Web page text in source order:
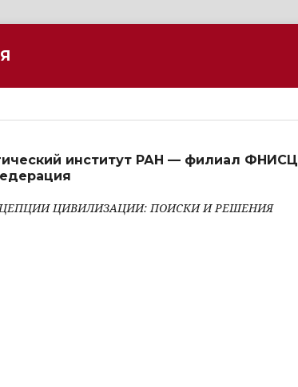
институт РАН — филиал ФНИСЦ
ЦИВИЛИЗАЦИИ: ПОИСКИ И РЕШЕНИЯ